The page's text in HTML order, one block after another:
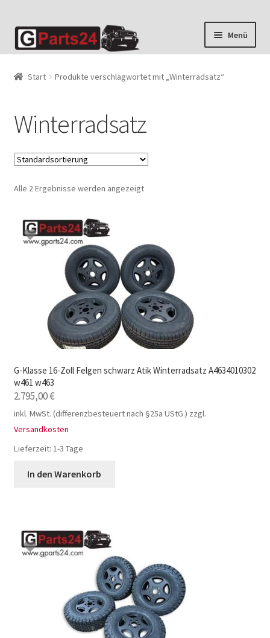
Zur
Navigation
Zum
Inhalt
Menü
Start Produkte verschlagwortet mit „Winterradsatz“
Winterradsatz
Alle 2 Ergebnisse werden angezeigt
G-Klasse 16-Zoll Felgen schwarz Atik Winterradsatz A4634010302
w461 w463
2.795,00€
inkl. MwSt. (differenzbesteuert nach §25a UStG.) zzgl.
Versandkosten
Lieferzeit: 1-3 Tage
In den Warenkorb